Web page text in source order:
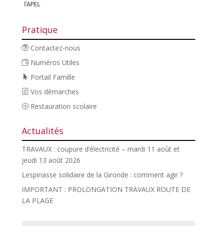
l'APEL
Pratique
Contactez-nous
Numéros Utiles
Portail Famille
Vos démarches
Restauration scolaire
Actualités
TRAVAUX : coupure d’électricité – mardi 11 août et
jeudi 13 août 2026
Lespinasse solidaire de la Gironde : comment agir ?
IMPORTANT : PROLONGATION TRAVAUX ROUTE DE
LA PLAGE